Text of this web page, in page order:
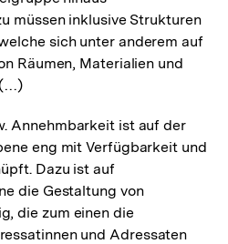
müssen inklusive Strukturen
sich unter anderem auf
Räumen, Materialien und
(…)
Annehmbarkeit ist auf der
eng mit Verfügbarkeit und
Dazu ist auf
die Gestaltung von
die zum einen die
und Adressaten